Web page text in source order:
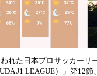
れた日本プロサッカーリ
J1 LEAGUE）」第12